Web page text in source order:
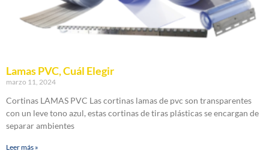
Lamas PVC, Cuál Elegir
marzo 11, 2024
Cortinas LAMAS PVC Las cortinas lamas de pvc son transparentes
con un leve tono azul, estas cortinas de tiras plásticas se encargan de
separar ambientes
Leer más »